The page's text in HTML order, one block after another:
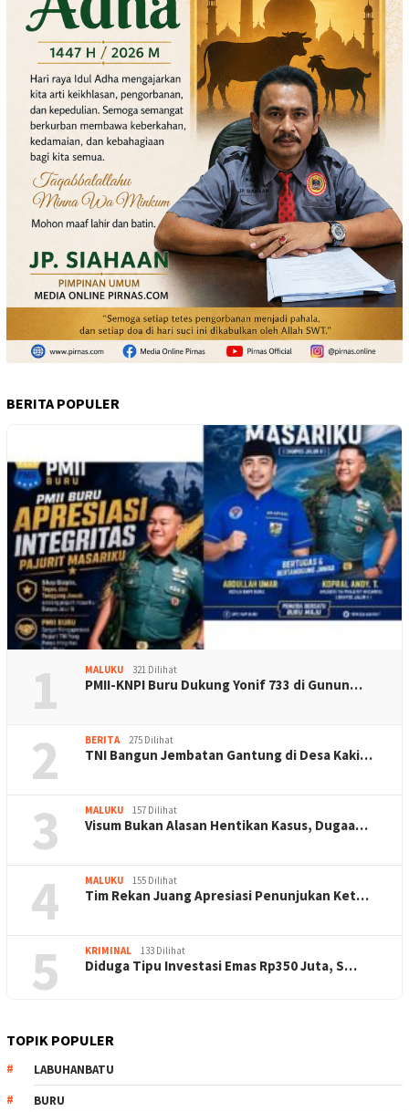
BERITA POPULER
1 MALUKU 321 Dilihat
PMII-KNPI Buru Dukung Yonif 733 di Gunun…
2 BERITA 275 Dilihat
TNI Bangun Jembatan Gantung di Desa Kaki…
3 MALUKU 157 Dilihat
Visum Bukan Alasan Hentikan Kasus, Dugaa…
4 MALUKU 155 Dilihat
Tim Rekan Juang Apresiasi Penunjukan Ket…
5 KRIMINAL 133 Dilihat
Diduga Tipu Investasi Emas Rp350 Juta, S…
TOPIK POPULER
LABUHANBATU
BURU